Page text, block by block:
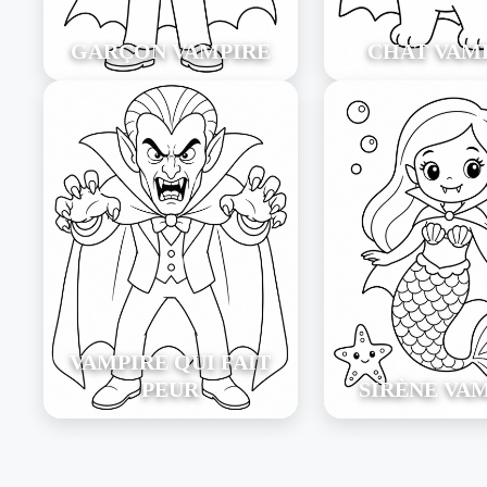
GARÇON VAMPIRE CHAT
VAMPIRE QUI FAIT
PEUR
SIRÈNE